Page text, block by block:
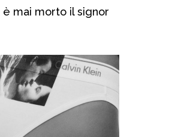
mai morto il signor